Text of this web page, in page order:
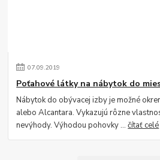
07.09.2019
Poťahové látky na nábytok do
Nábytok do obývacej izby je možné
alebo Alcantara. Vykazujú rôzne
nevýhody. Výhodou pohovky ...čítať celé